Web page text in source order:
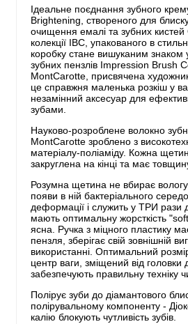
Ідеальне поєднання зубного
Brightening, створеного для
очищення емалі та зубних
колекції IBC, упакованого в
коробку стане вишуканим знаком
зубних пензлів Impression Brush
MontCarotte, присвячена
це справжня маленька розкіш у
незамінний аксесуар для
зубами.
Науково-розроблене волокно
MontCarotte зроблено з
матеріалу-поліаміду. Кожна
закруглена на кінці та має
Розумна щетина не вбирає
появи в ній бактеріального
деформації і служить у ТРИ
мають оптимальну жорсткість
ясна. Ручка з міцного пластику
пензля, зберігає свій зовнішній
використанні. Оптимальний
центр ваги, зміщений від головки
забезпечують правильну техніку
Полірує зуби до діамантового
полірувальному компоненту -
калію блокують чутливість зубів.